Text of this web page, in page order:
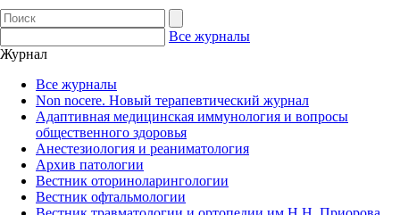
Все журналы
Журнал
Все журналы
Non nocere. Новый терапевтический журнал
Адаптивная медицинская иммунология и вопросы
общественного здоровья
Анестезиология и реаниматология
Архив патологии
Вестник оториноларингологии
Вестник офтальмологии